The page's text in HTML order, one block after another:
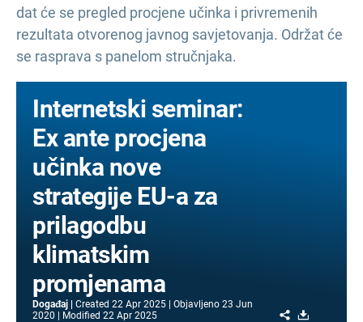
dat će se pregled procjene učinka i privremenih
rezultata otvorenog javnog savjetovanja. Održat će
se rasprava s panelom stručnjaka.
Internetski seminar:
Ex ante procjena
učinka nove
strategije EU-a za
prilagodbu
klimatskim
promjenama
Događaj Created 22 Apr 2025 Objavljeno 23 Jun
2020
Modified 22 Apr 2025 Share